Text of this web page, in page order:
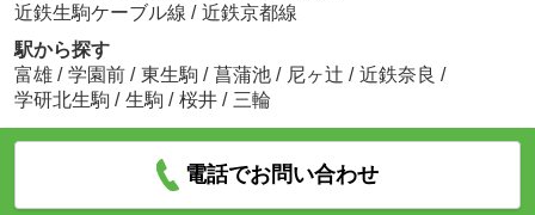
近鉄生駒ケーブル線 / 近鉄京都線
駅から探す
富雄 / 学園前 / 東生駒 / 菖蒲池 / 尼ヶ辻 / 近鉄奈良 /
学研北生駒 / 生駒 / 桜井 / 三輪
電話でお問い合わせ